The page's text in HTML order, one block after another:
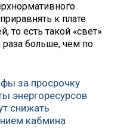
к плате
то есть такой «свет»
раза больше, чем по
за просрочку
энергоресурсов
снижать
кабмина